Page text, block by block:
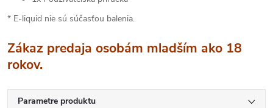
* E-liquid nie sú súčasťou balenia.
Zákaz predaja osobám mladším ako 18
rokov.
Parametre produktu